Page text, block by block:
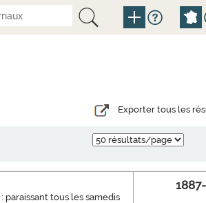
Exporter tous les
tous les samedis